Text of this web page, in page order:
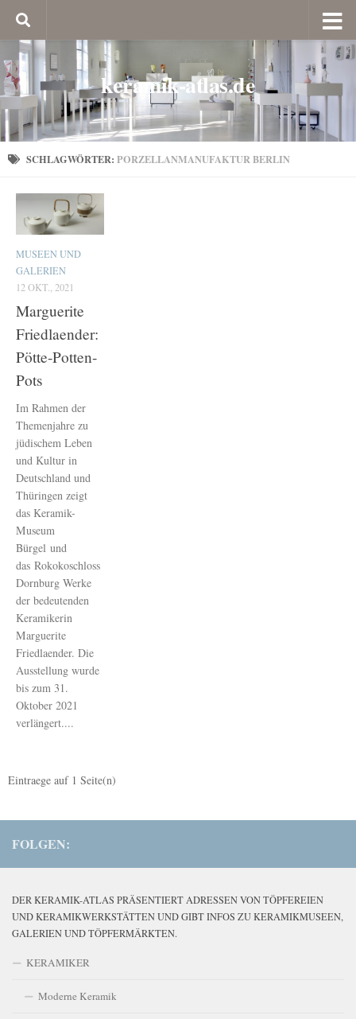
keramik-atlas.de
SCHLAGWÖRTER: PORZELLANMANUFAKTUR BERLIN
MUSEEN UND
GALERIEN
12 OKT., 2021
Marguerite
Friedlaender:
Pötte-Potten-
Pots
Im Rahmen der
Themenjahre zu
jüdischem Leben
und Kultur in
Deutschland und
Thüringen zeigt
das Keramik-
Museum
Bürgel und
das Rokokoschloss
Dornburg Werke
der bedeutenden
Keramikerin
Marguerite
Friedlaender. Die
Ausstellung wurde
bis zum 31.
Oktober 2021
verlängert....
Eintraege auf 1 Seite(n)
FOLGEN:
DER KERAMIK-ATLAS PRÄSENTIERT ADRESSEN VON TÖPFEREIEN
UND KERAMIKWERKSTÄTTEN UND GIBT INFOS ZU KERAMIKMUSEEN,
GALERIEN UND TÖPFERMÄRKTEN.
KERAMIKER
Moderne Keramik